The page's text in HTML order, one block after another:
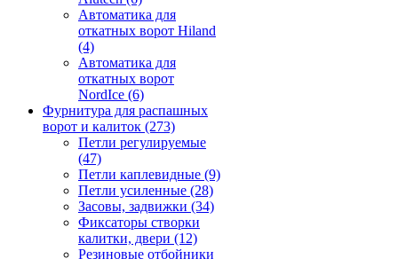
Автоматика для
откатных ворот Hiland
(4)
Автоматика для
откатных ворот
NordIce (6)
Фурнитура для распашных
ворот и калиток (273)
Петли регулируемые
(47)
Петли каплевидные (9)
Петли усиленные (28)
Засовы, задвижки (34)
Фиксаторы створки
калитки, двери (12)
Резиновые отбойники